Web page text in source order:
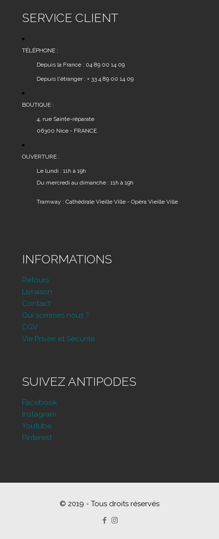
SERVICE CLIENT
TÉLÉPHONE :
Depuis la France : 04 89 00 14 09
Depuis l'étranger : + 33 4 89 00 14 09
BOUTIQUE :
4, rue Sainte-réparate
06300 Nice - FRANCE
OUVERTURE :
Le lundi : 11h à 19h
Du mercredi au dimanche : 11h à 19h
Tramway : Cathédrale Vieille Ville - Opéra Vieille Ville
INFORMATIONS
Retours
Livraison
Contact
Qui sommes nous ?
CGV
Vie Privée et Sécurité
SUIVEZ ANTIPODES
Facebook
Instagram
Youtube
Pinterest
© 2019 - Tous droits réservés